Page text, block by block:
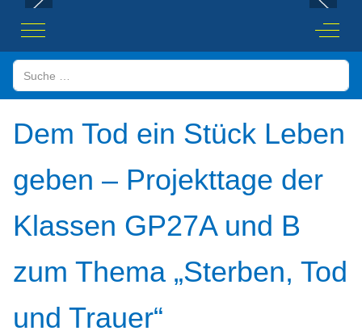
Mobile Menu Toggle Off-
Suchen
Dem Tod ein Stück Leben
geben – Projekttage der
Klassen GP27A und B
zum Thema „Sterben, Tod
und Trauer“